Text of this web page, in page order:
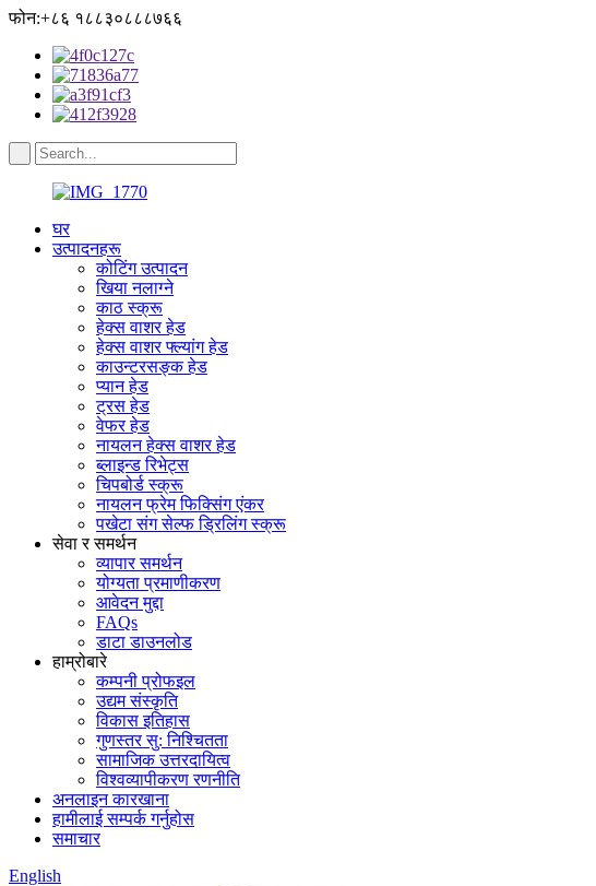
फोन:+८६ १८८३०८८८७६६
घर
उत्पादनहरू
कोटिंग उत्पादन
खिया नलाग्ने
काठ स्क्रू
हेक्स वाशर हेड
हेक्स वाशर फ्ल्यांग हेड
काउन्टरसङ्क हेड
प्यान हेड
ट्रस हेड
वेफर हेड
नायलन हेक्स वाशर हेड
ब्लाइन्ड रिभेट्स
चिपबोर्ड स्क्रू
नायलन फ्रेम फिक्सिंग एंकर
पखेटा संग सेल्फ ड्रिलिंग स्क्रू
सेवा र समर्थन
व्यापार समर्थन
योग्यता प्रमाणीकरण
आवेदन मुद्दा
FAQs
डाटा डाउनलोड
हाम्रोबारे
कम्पनी प्रोफइल
उद्यम संस्कृति
विकास इतिहास
गुणस्तर सु: निश्चितता
सामाजिक उत्तरदायित्व
विश्वव्यापीकरण रणनीति
अनलाइन कारखाना
हामीलाई सम्पर्क गर्नुहोस
समाचार
English